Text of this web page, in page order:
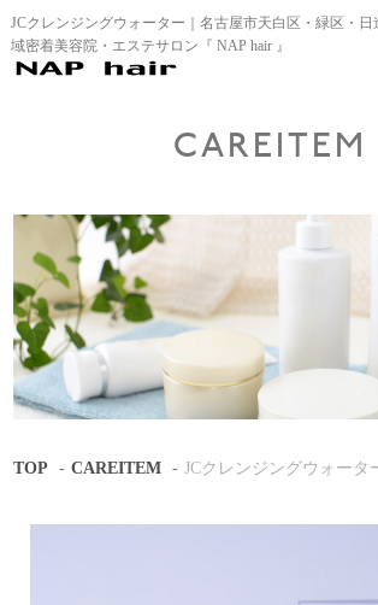
JCクレンジングウォーター｜名古屋市天白区・緑区・日
域密着美容院・エステサロン『 NAP hair 』
CAREITEM
TOP CAREITEM JCクレンジングウォータ